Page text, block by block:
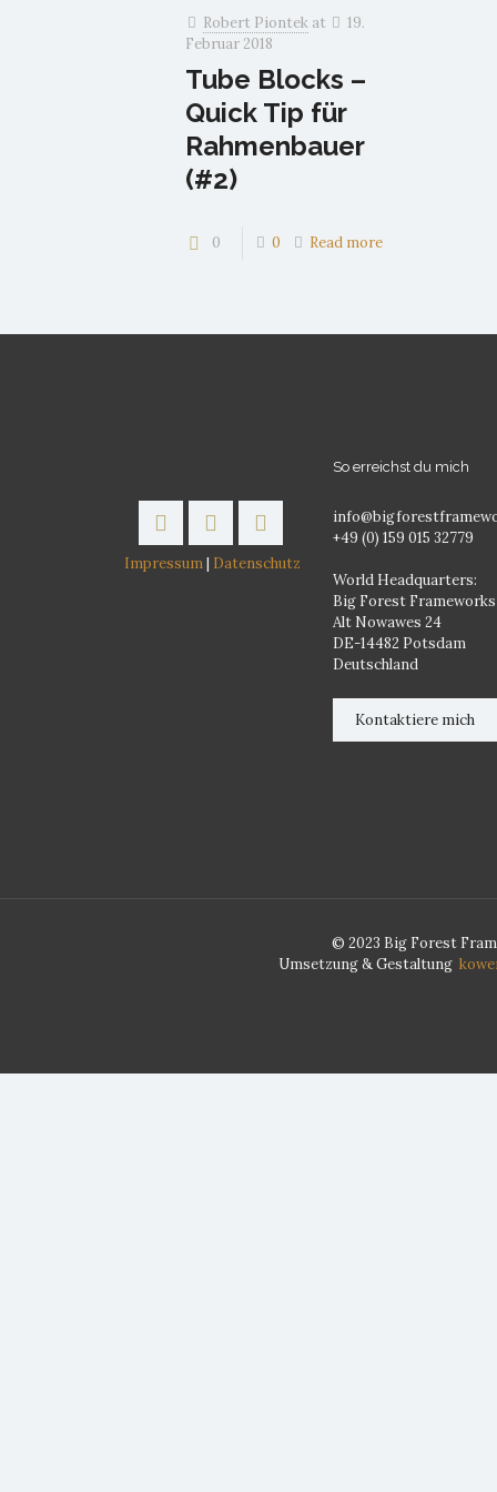
Robert Piontek at
19.
Februar 2018
Tube Blocks –
Quick Tip für
Rahmenbauer
(#2)
0 0 Read more
Impressum| Datenschutz
So erreichst du mich
+49 (0) 159 015 32779
World Headquarters:
Big Forest Frameworks
Alt Nowawes 24
DE-14482 Potsdam
Deutschland
Kontaktiere mich
© 2023 Big Forest
Umsetzung & Gestaltung